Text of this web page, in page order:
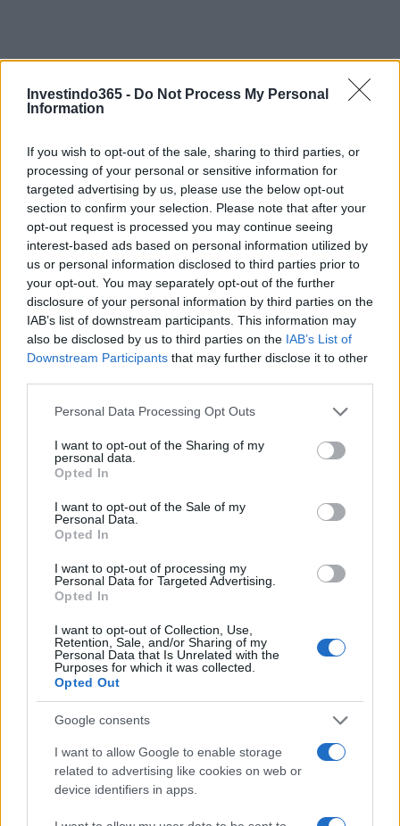
Investindo365 - Do Not Process My Personal
Information
If you wish to opt-out of the sale, sharing to third parties, or
processing of your personal or sensitive information for
targeted advertising by us, please use the below opt-out
section to confirm your selection. Please note that after your
opt-out request is processed you may continue seeing
interest-based ads based on personal information utilized by
us or personal information disclosed to third parties prior to
your opt-out. You may separately opt-out of the further
disclosure of your personal information by third parties on the
IAB’s list of downstream participants. This information may
also be disclosed by us to third parties on the IAB’s List of
Downstream Participants that may further disclose it to other
Please note that this website/app uses one or more Google
not limited to your visit or usage behaviour. You may click to
grant or deny consent to Google and its third-party tags to
use your data for below specified purposes in below Google
consent section.
Personal Data Processing Opt Outs
I want to opt-out of the Sharing of my
personal data.
Opted In
I want to opt-out of the Sale of my
Personal Data.
Opted In
I want to opt-out of processing my
Personal Data for Targeted Advertising.
Opted In
I want to opt-out of Collection, Use,
Retention, Sale, and/or Sharing of my
Personal Data that Is Unrelated with the
Purposes for which it was collected.
Opted Out
Google consents
I want to allow Google to enable storage
related to advertising like cookies on web or
device identifiers in apps.
Continue lendo
Brasil registra aumento expressivo no uso de ativos digitais
com destaque para stablecoins
MOEDAS CRIPTOGRÁFICAS
Bitcoin: meio de troca, unidade de conta e reserva de valor
MOEDAS CRIPTOGRÁFICAS